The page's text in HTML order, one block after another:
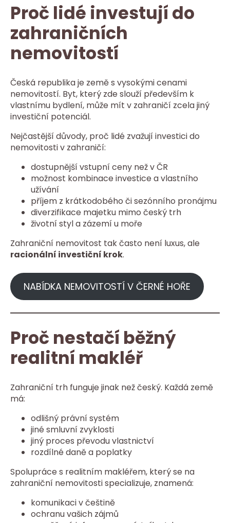
Proč lidé investují do
zahraničních
nemovitostí
Česká republika je země s vysokými cenami
nemovitostí. Byt, který zde slouží především k
vlastnímu bydlení, může mít v zahraničí zcela jiný
investiční potenciál.
Nejčastější důvody, proč lidé zvažují investici do
nemovitosti v zahraničí:
dostupnější vstupní ceny než v ČR
možnost kombinace investice a vlastního
užívání
příjem z krátkodobého či sezónního pronájmu
diverzifikace majetku mimo český trh
životní styl a zázemí u moře
Zahraniční nemovitost tak často není luxus, ale
racionální investiční krok.
NABÍDKA NEMOVITOSTÍ V ČERNÉ HOŘE
Proč nestačí běžný
realitní makléř
Zahraniční trh funguje jinak než český. Každá země
má:
odlišný právní systém
jiné smluvní zvyklosti
jiný proces převodu vlastnictví
rozdílné daně a poplatky
Spolupráce s realitním makléřem, který se na
zahraniční nemovitosti specializuje, znamená:
komunikaci v češtině
ochranu vašich zájmů